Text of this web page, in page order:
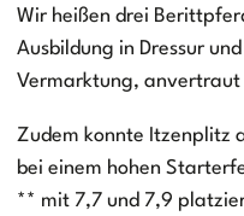
Wir heißen drei
Ausbildung in Dressur
Vermarktung, anvertraut
Zudem konnte Itzenplitz
bei einem hohen
** mit 7,7 und 7,9